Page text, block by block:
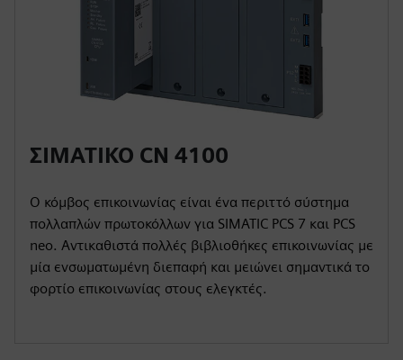
ΣΙΜΑΤΙΚΟ CN 4100
Ο κόμβος επικοινωνίας είναι ένα περιττό σύστημα
πολλαπλών πρωτοκόλλων για SIMATIC PCS 7 και PCS
neo. Αντικαθιστά πολλές βιβλιοθήκες επικοινωνίας με
μία ενσωματωμένη διεπαφή και μειώνει σημαντικά το
φορτίο επικοινωνίας στους ελεγκτές.